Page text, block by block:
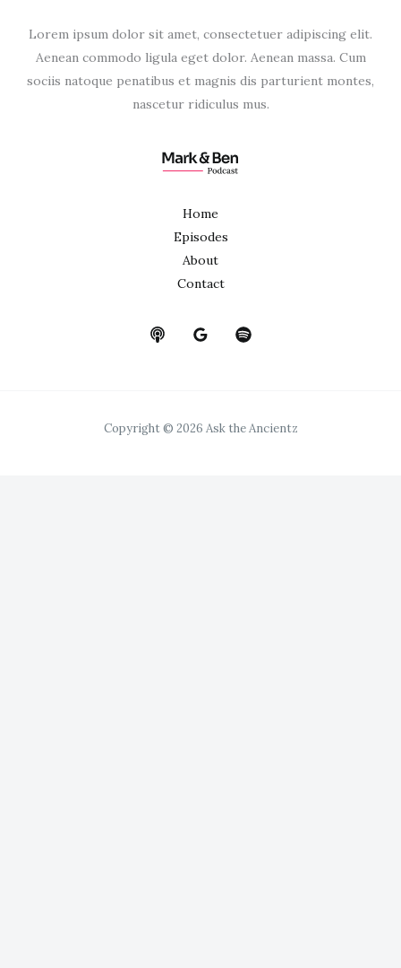
Lorem ipsum dolor sit amet, consectetuer adipiscing elit.
Aenean commodo ligula eget dolor. Aenean massa. Cum
sociis natoque penatibus et magnis dis parturient montes,
nascetur ridiculus mus.
Home
Episodes
About
Contact
Copyright © 2026 Ask the Ancientz